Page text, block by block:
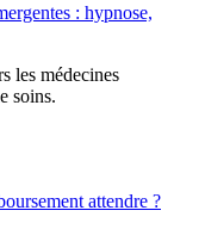
: hypnose,
les médecines
soins.
attendre ?